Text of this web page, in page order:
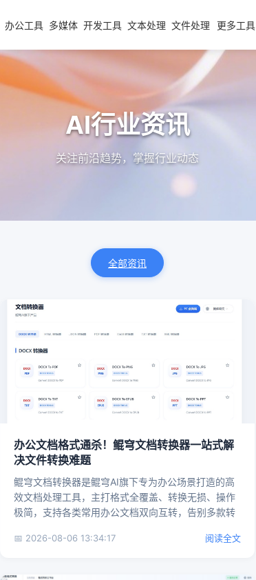
办公工具 多媒体 开发工具 文本处理 文件处理 更多工具
AI行业资讯
关注前沿趋势，掌握行业动态
全部资讯
办公文档格式通杀！鲲穹文档转换器一站式解
决文件转换难题
鲲穹文档转换器是鲲穹AI旗下专为办公场景打造的高
效文档处理工具，主打格式全覆盖、转换无损、操作
极简，支持各类常用办公文档双向互转，告别多款转
📅 2026-08-06 13:34:17 阅读全文